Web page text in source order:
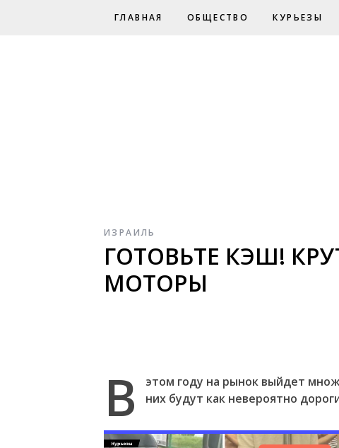
ГЛАВНАЯ ОБЩЕСТВО КУРЬЕЗЫ
ИЗРАИЛЬ
ГОТОВЬТЕ КЭШ!
МОТОРЫ
В
этом году на рынок выйдет
них будут как невероятно